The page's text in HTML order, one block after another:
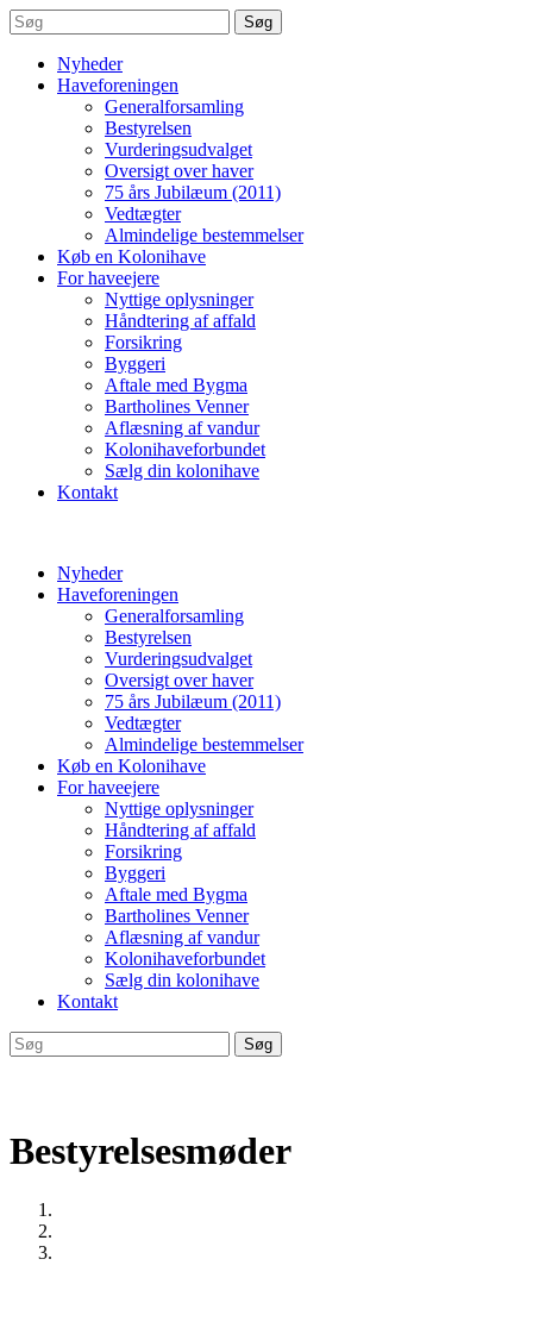
Søg
Nyheder
Haveforeningen
Generalforsamling
Bestyrelsen
Vurderingsudvalget
Oversigt over haver
75 års Jubilæum (2011)
Vedtægter
Almindelige bestemmelser
Køb en Kolonihave
For haveejere
Nyttige oplysninger
Håndtering af affald
Forsikring
Byggeri
Aftale med Bygma
Bartholines Venner
Aflæsning af vandur
Kolonihaveforbundet
Sælg din kolonihave
Kontakt
Nyheder
Haveforeningen
Generalforsamling
Bestyrelsen
Vurderingsudvalget
Oversigt over haver
75 års Jubilæum (2011)
Vedtægter
Almindelige bestemmelser
Køb en Kolonihave
For haveejere
Nyttige oplysninger
Håndtering af affald
Forsikring
Byggeri
Aftale med Bygma
Bartholines Venner
Aflæsning af vandur
Kolonihaveforbundet
Sælg din kolonihave
Kontakt
Søg
Bestyrelsesmøder